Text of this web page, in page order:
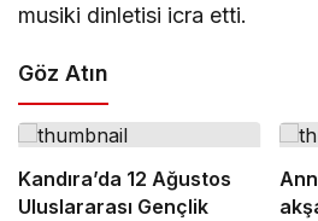
musiki dinletisi icra etti.
Göz Atın
Kandıra’da 12 Ağustos
Uluslararası Gençlik